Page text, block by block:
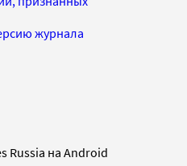
журнала
Russia на Android